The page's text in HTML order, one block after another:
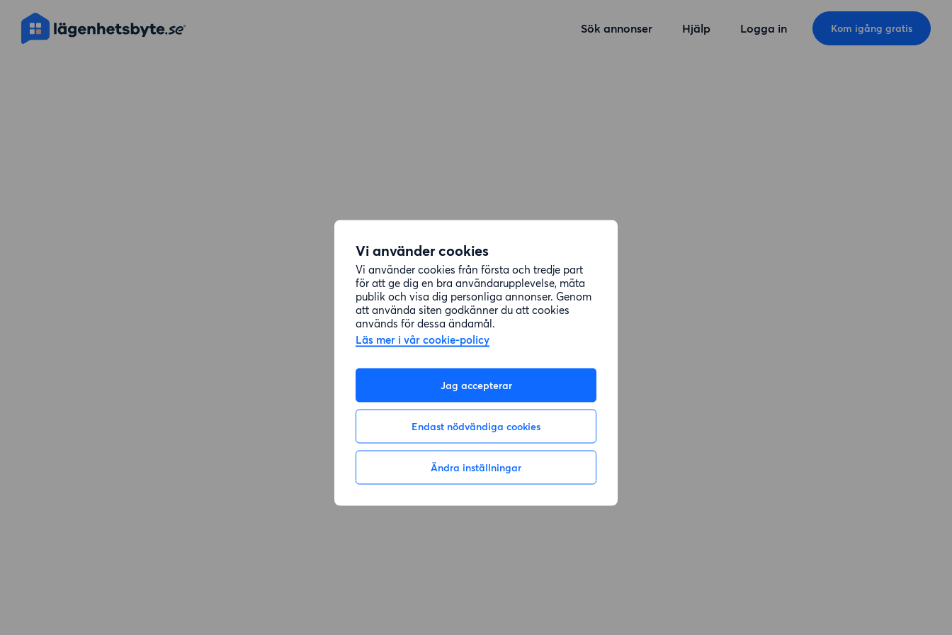
Vi använder cookies
Vi använder cookies från första och tredje part
för att ge dig en bra användarupplevelse, mäta
publik och visa dig personliga annonser. Genom
att använda siten godkänner du att cookies
används för dessa ändamål.
Läs mer i vår cookie-policy
Jag accepterar
Endast nödvändiga cookies
Ändra inställningar
Sök annonser Hjälp Logga in Kom igång gratis